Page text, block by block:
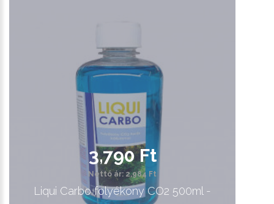
3,790 Ft
Nettó ár: 2,984 Ft
Liqui Carbo folyékony CO2 500ml -